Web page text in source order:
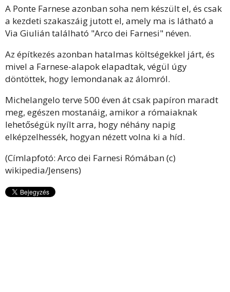
A Ponte Farnese azonban soha nem készült el, és csak
a kezdeti szakaszáig jutott el, amely ma is látható a
Via Giulián található "Arco dei Farnesi" néven.
Az építkezés azonban hatalmas költségekkel járt, és
mivel a Farnese-alapok elapadtak, végül úgy
döntöttek, hogy lemondanak az álomról.
Michelangelo terve 500 éven át csak papíron maradt
meg, egészen mostanáig, amikor a rómaiaknak
lehetőségük nyílt arra, hogy néhány napig
elképzelhessék, hogyan nézett volna ki a híd.
(Címlapfotó: Arco dei Farnesi Rómában (c)
wikipedia/Jensens)